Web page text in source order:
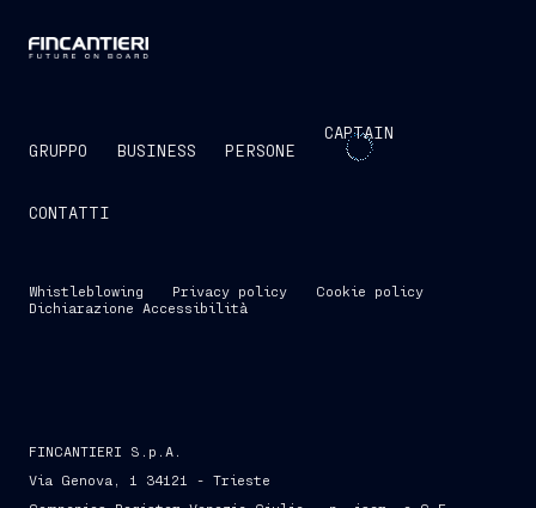
GRUPPO BUSINESS PERSONE
CAPTAIN
CONTATTI
Whistleblowing Privacy policy
Cookie policy
Dichiarazione Accessibilità
FINCANTIERI S.p.A.
Via Genova, 1 34121 - Trieste